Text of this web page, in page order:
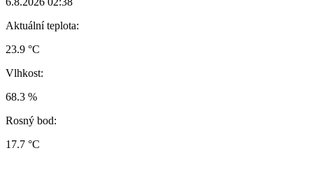
Aktuální teplota:
23.9 °C
Vlhkost:
68.3 %
Rosný bod:
17.7 °C